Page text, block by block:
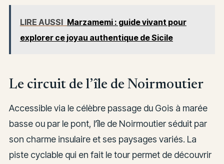
LIRE AUSSI Marzamemi : guide vivant pour
explorer ce joyau authentique de Sicile
Le circuit de l’île de Noirmoutier
Accessible via le célèbre passage du Gois à marée
basse ou par le pont, l’île de Noirmoutier séduit par
son charme insulaire et ses paysages variés. La
piste cyclable qui en fait le tour permet de découvrir